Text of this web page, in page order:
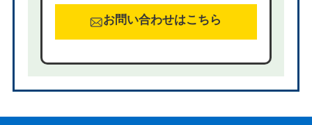
お問い合わせはこちら